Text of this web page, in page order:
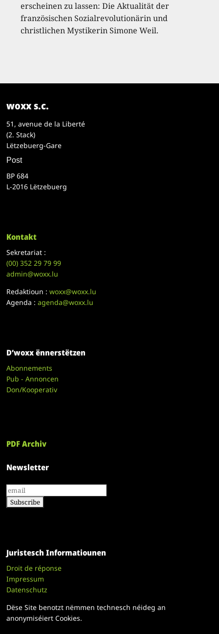
erscheinen zu lassen: Die Aktualität der
französischen Sozialrevolutionärin und
christlichen Mystikerin Simone Weil.
woxx s.c.
51, avenue de la Liberté
(2. Stack)
Lëtzebuerg-Gare
Post
BP 684
L-2016 Lëtzebuerg
Kontakt
Sekretariat :
(00)352 29 79 99
admin@woxx.lu
Redaktioun :woxx@woxx.lu
Agenda :agenda@woxx.lu
D’woxx ënnerstëtzen
Abonnements
Pub - Annoncen
Don/Kooperativ
PDF Archiv
Newsletter
Juristesch Informatiounen
Droit de réponse
Impressum
Datenschutz
Dëse Site benotzt nëmmen technesch néideg an
anonymiséiert Cookies.